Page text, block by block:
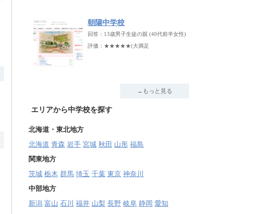
朝陽中学校
回答：13歳男子生徒の親 (40代前半女性)
評価：★★★★★(大満足
→もっと見る
エリアから中学校を探す
北海道・東北地方
北海道 青森 岩手 宮城 秋田 山形 福島
関東地方
茨城 栃木 群馬 埼玉 千葉 東京 神奈川
中部地方
新潟 富山 石川 福井 山梨 長野 岐阜 静岡 愛知